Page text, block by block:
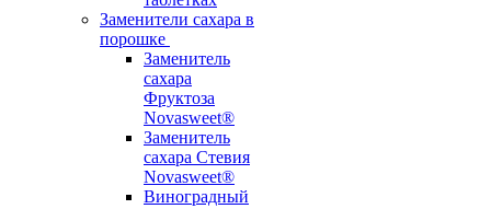
Заменители сахара в
порошке
Заменитель
сахара
Фруктоза
Novasweet®
Заменитель
сахара Стевия
Novasweet®
Виноградный